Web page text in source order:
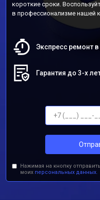
короткие сроки.
в профессионализме нашей
Экспресс ремонт
Гарантия до 3-х
Нажимая на кнопку
моих персональных данных.